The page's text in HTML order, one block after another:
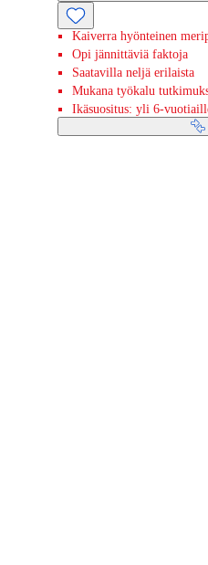
Kaiverra hyönteinen
Opi jännittäviä faktoja
Saatavilla neljä erilaista
Mukana työkalu
Ikäsuositus: yli 6-